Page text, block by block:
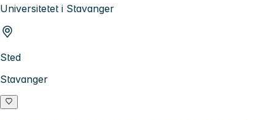
Universitetet i Stavanger
Sted
Stavanger